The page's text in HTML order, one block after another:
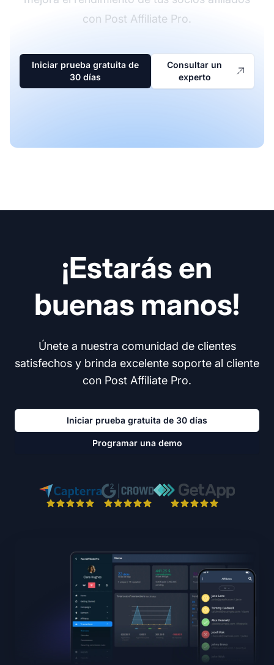
con Post Affiliate Pro.
Iniciar prueba gratuita de
30 días
Consultar un
experto
¡Estarás en
buenas manos!
Únete a nuestra comunidad de clientes
satisfechos y brinda excelente soporte al cliente
con Post Affiliate Pro.
Iniciar prueba gratuita de 30 días
Programar una demo